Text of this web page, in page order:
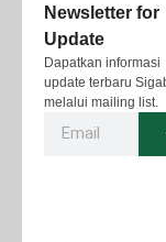
Newsletter for
Update
Dapatkan informasi
update terbaru
melalui mailing list.